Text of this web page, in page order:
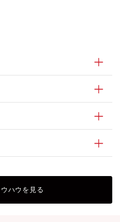
ハウを見る